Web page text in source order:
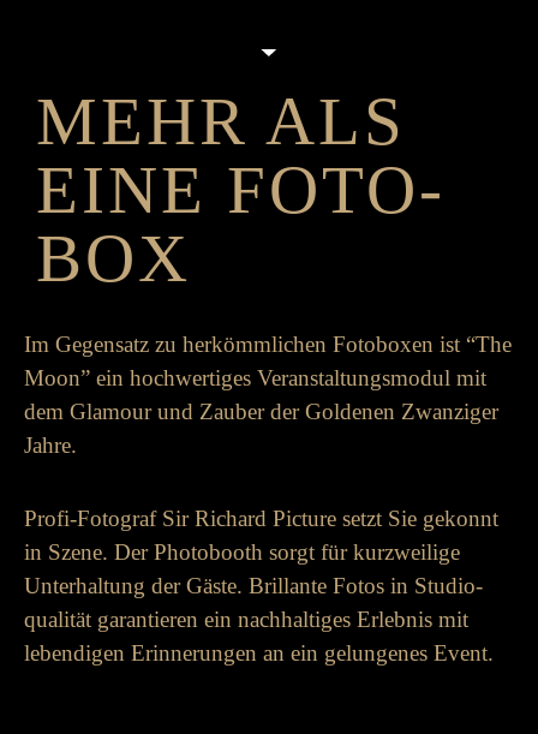
MEHR ALS
EINE FOTO-
BOX
Im Gegen­­satz zu her­­kömm­­lichen Foto­­boxen ist “The
Moon” ein hoch­­wertiges Ver­­an­stalt­ungs­­modul mit
dem Glamour und Zauber der Goldenen Zwanziger
Jahre.
Profi-Fotograf Sir Richard Picture setzt Sie ge­konnt
in Szene. Der Photo­­booth sorgt für kurz­­weilige
Unter­halt­ung der Gäste. Brillante Fotos in Studio­­
qualität garantieren ein nach­­halt­iges Erlebnis mit
lebend­igen Er­­inner­ungen an ein ge­­lungenes Event.